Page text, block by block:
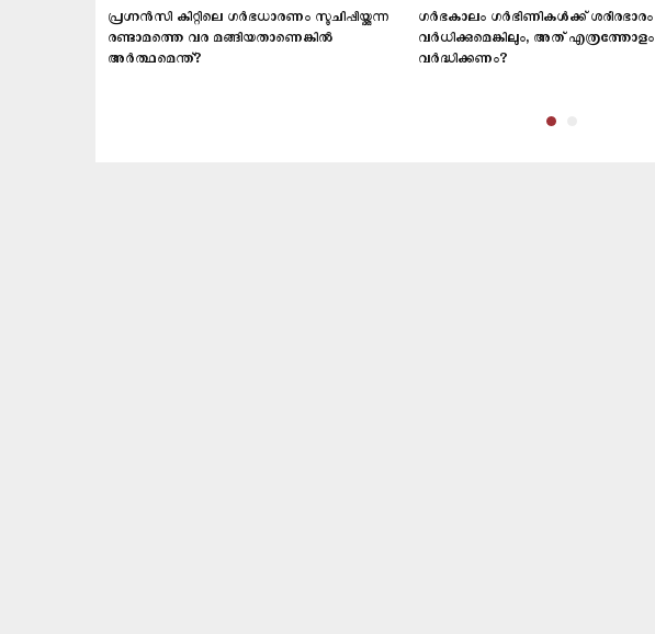
പ്രഗ്നന്‍സി കിറ്റിലെ ഗര്‍ഭധാരണം സൂചിപ്പിയ്ക്കുന്ന
രണ്ടാമത്തെ വര മങ്ങിയതാണെങ്കിൽ
അര്‍ത്ഥമെന്ത്?
ഗര്‍ഭകാലം ഗര്‍ഭിണികള്‍ക്ക് ശരീരഭാരം
വർധിക്കുമെങ്കിലും, അത് എത്രത്തോളം
വര്‍ദ്ധിക്കണം?